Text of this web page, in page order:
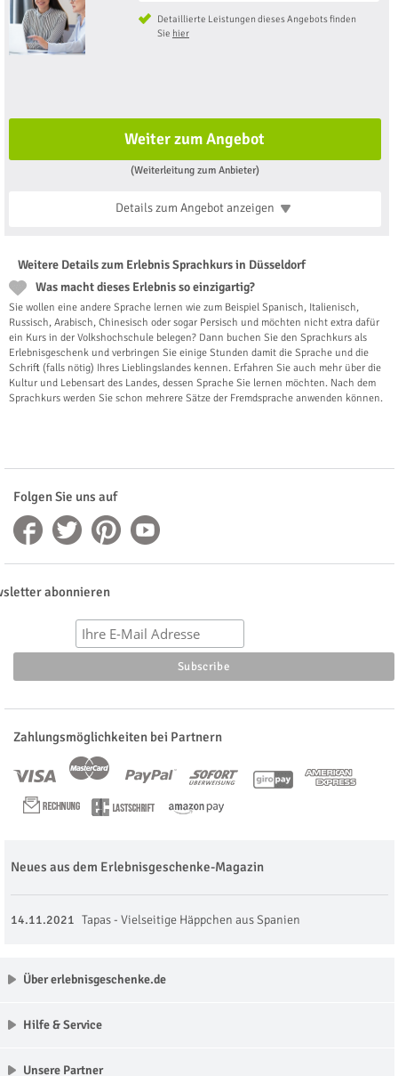
Detaillierte Leistungen dieses Angebots finden
Sie hier
Weiter zum Angebot
(Weiterleitung zum Anbieter)
Details zum Angebotanzeigen
Weitere Details zum Erlebnis Sprachkurs in Düsseldorf
Was macht dieses Erlebnis so einzigartig?
Sie wollen eine andere Sprache lernen wie zum Beispiel Spanisch, Italienisch,
Russisch, Arabisch, Chinesisch oder sogar Persisch und möchten nicht extra dafür
ein Kurs in der Volkshochschule belegen? Dann buchen Sie den Sprachkurs als
Erlebnisgeschenk und verbringen Sie einige Stunden damit die Sprache und die
Schrift (falls nötig) Ihres Lieblingslandes kennen. Erfahren Sie auch mehr über die
Kultur und Lebensart des Landes, dessen Sprache Sie lernen möchten. Nach dem
Sprachkurs werden Sie schon mehrere Sätze der Fremdsprache anwenden können.
Folgen Sie uns auf
abonnieren
Zahlungsmöglichkeiten bei Partnern
Neues aus dem Erlebnisgeschenke-Magazin
14.11.2021 Tapas - Vielseitige Häppchen aus Spanien
Über erlebnisgeschenke.de
Hilfe & Service
Unsere Partner